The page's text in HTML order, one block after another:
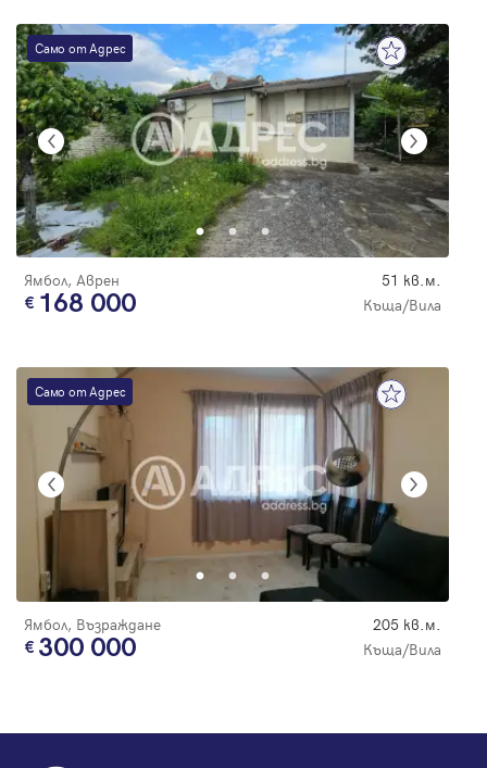
Само от Адрес
Ямбол, Аврен 51 кв.м.
168 000 Къща/Вила
Само от Адрес
Ямбол, Възраждане 205 кв.м.
300 000 Къща/Вила